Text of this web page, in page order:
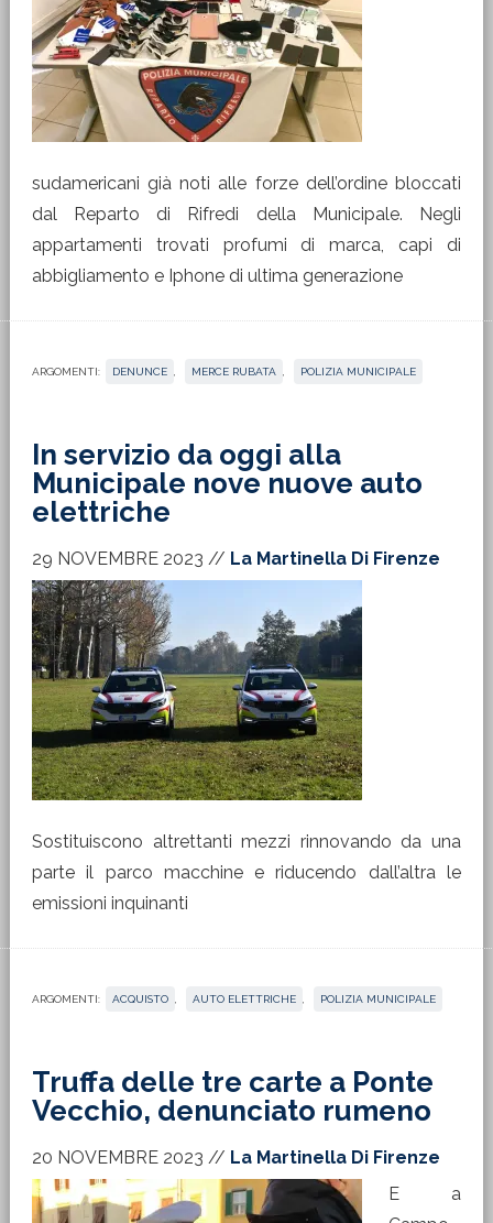
sudamericani già noti alle forze dell’ordine bloccati
dal Reparto di Rifredi della Municipale. Negli
appartamenti trovati profumi di marca, capi di
abbigliamento e Iphone di ultima generazione
ARGOMENTI: DENUNCE MERCE RUBATA POLIZIA MUNICIPALE
In servizio da oggi alla
Municipale nove nuove auto
elettriche
29 NOVEMBRE 2023 // La Martinella Di Firenze
Sostituiscono altrettanti mezzi rinnovando da una
parte il parco macchine e riducendo dall’altra le
emissioni inquinanti
ARGOMENTI: ACQUISTO AUTO ELETTRICHE POLIZIA MUNICIPALE
Truffa delle tre carte a Ponte
Vecchio, denunciato rumeno
20 NOVEMBRE 2023 // La Martinella Di Firenze
E a